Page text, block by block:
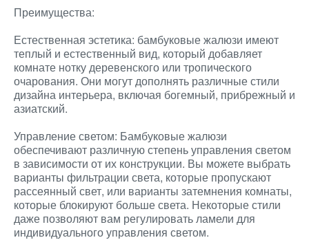
Преимущества:
Естественная эстетика: бамбуковые жалюзи имеют
теплый и естественный вид, который добавляет
комнате нотку деревенского или тропического
очарования. Они могут дополнять различные стили
дизайна интерьера, включая богемный, прибрежный и
азиатский.
Управление светом: Бамбуковые жалюзи
обеспечивают различную степень управления светом
в зависимости от их конструкции. Вы можете выбрать
варианты фильтрации света, которые пропускают
рассеянный свет, или варианты затемнения комнаты,
которые блокируют больше света. Некоторые стили
даже позволяют вам регулировать ламели для
индивидуального управления светом.